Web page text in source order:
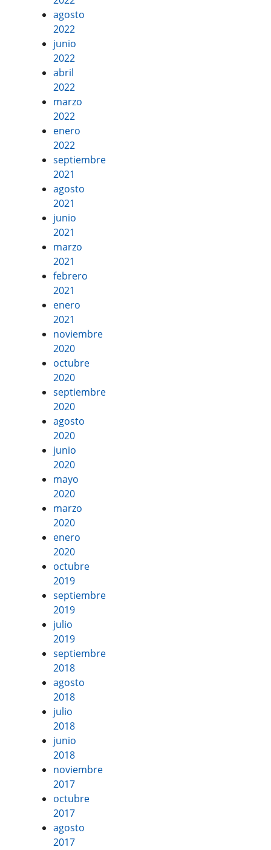
agosto
2022
junio
2022
abril
2022
marzo
2022
enero
2022
septiembre
2021
agosto
2021
junio
2021
marzo
2021
febrero
2021
enero
2021
noviembre
2020
octubre
2020
septiembre
2020
agosto
2020
junio
2020
mayo
2020
marzo
2020
enero
2020
octubre
2019
septiembre
2019
julio
2019
septiembre
2018
agosto
2018
julio
2018
junio
2018
noviembre
2017
octubre
2017
agosto
2017